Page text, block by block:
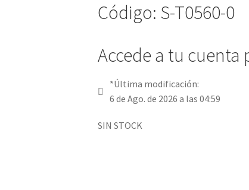
Código: S-T0560-0
Accede a tu cuenta
*Última modificación:
6 de Ago. de 2026 a las 04:59
SIN STOCK